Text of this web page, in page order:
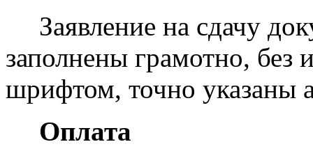
Заявление на сдачу
заполнены грамотно, без
шрифтом, точно указаны
Оплата